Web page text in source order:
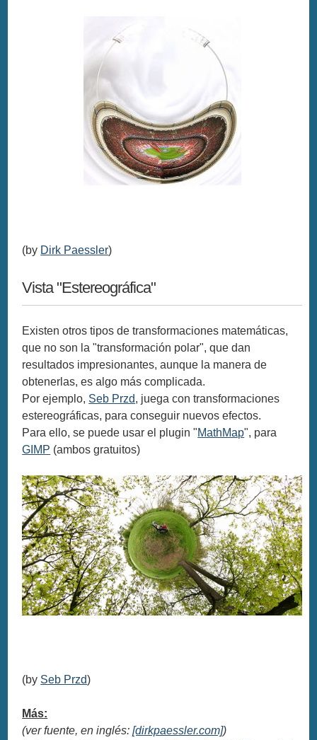
(by Dirk Paessler)
Vista "Estereográfica"
Existen otros tipos de transformaciones matemáticas,
que no son la "transformación polar", que dan
resultados impresionantes, aunque la manera de
obtenerlas, es algo más complicada.
Por ejemplo, Seb Przd, juega con transformaciones
estereográficas, para conseguir nuevos efectos.
Para ello, se puede usar el plugin "MathMap", para
GIMP (ambos gratuitos)
(by Seb Przd)
Más:
(ver fuente, en inglés:[dirkpaessler.com])